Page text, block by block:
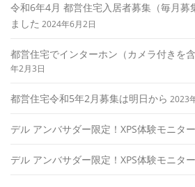
令和6年4月 都営住宅入居者募集（毎月募
ました 2024年6月2日
都営住宅でインターホン（カメラ付きを
年2月3日
都営住宅令和5年2月募集は明日から 2023
デル アンバサダー限定！XPS体験モニタ
デル アンバサダー限定！XPS体験モニ